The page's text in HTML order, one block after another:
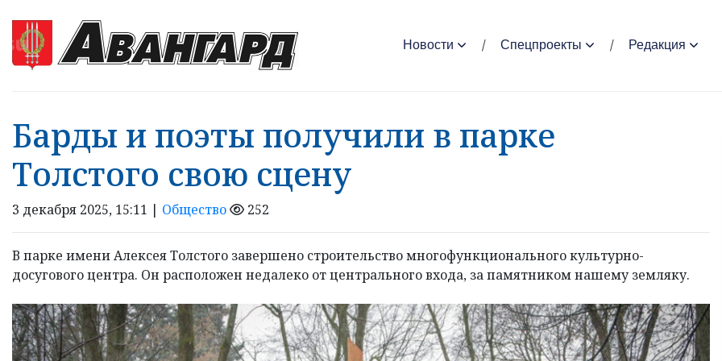
Новости Спецпроекты Редакция
Барды и поэты получили в парке
Толстого свою сцену
3 декабря 2025, 15:11 | Общество 252
В парке имени Алексея Толстого завершено строительство многофункционального культурно-
досугового центра. Он расположен недалеко от центрального входа, за памятником нашему земляку.